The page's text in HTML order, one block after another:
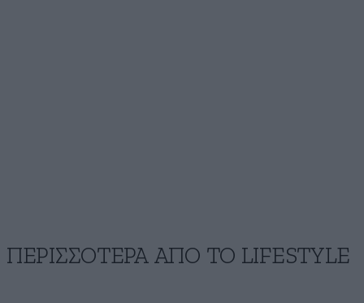
ΠΕΡΙΣΣΟΤΕΡΑ ΑΠΟ ΤΟ LIFESTYLE